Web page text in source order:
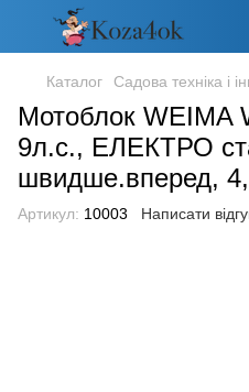
Каталог Садова техніка і
Мотоблок WEIMA
9л.с., ЕЛЕКТРО
швидше.вперед,
Артикул: 10003 Написати